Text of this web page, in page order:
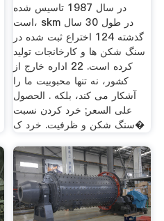
در سال 1987 تاسیس شده
است، skm در طول 30 سال
گذشته 124 اختراع ثبت شده در
سنگ شکن ها و کارخانجات تولید
کرده است. 22 اداره خارج از
کشور، نه تنها محبوبیت ما را
آشکار می کند، بلکه . الحصول
على السعر; خرد کردن نسبت
سنگ شکن و ظرفیت. خرد ک�